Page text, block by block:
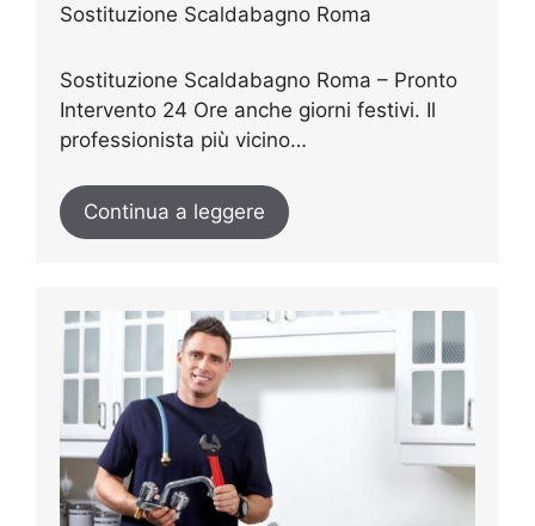
Sostituzione Scaldabagno Roma
Sostituzione Scaldabagno Roma – Pronto
Intervento 24 Ore anche giorni festivi. Il
professionista più vicino…
Continua a leggere